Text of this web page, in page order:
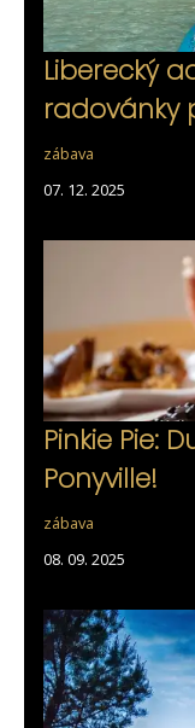
Liberecký
radovánky
zábava
07. 12. 2025
Pinkie Pie:
Ponyville!
zábava
08. 09. 2025